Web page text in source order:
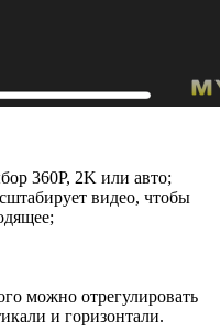
360P, 2K или авто;
видео, чтобы
можно отрегулировать
и горизонтали.